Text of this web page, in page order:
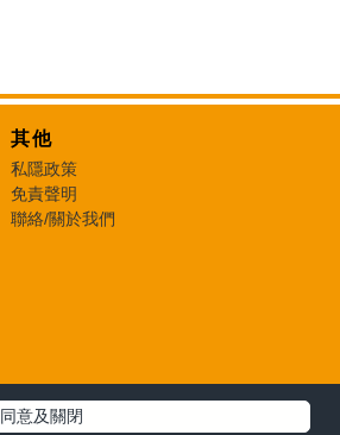
其他
私隱政策
免責聲明
聯絡/關於我們
同意及關閉